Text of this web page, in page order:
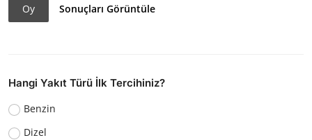
Oy Sonuçları Görüntüle
Hangi Yakıt Türü İlk Tercihiniz?
Benzin
Dizel